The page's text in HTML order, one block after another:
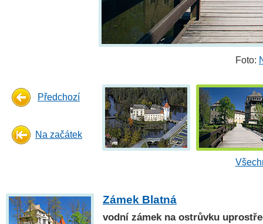
Foto:
Předchozí
Na začátek
Zámek Blatná
vodní zámek na ostrůvku